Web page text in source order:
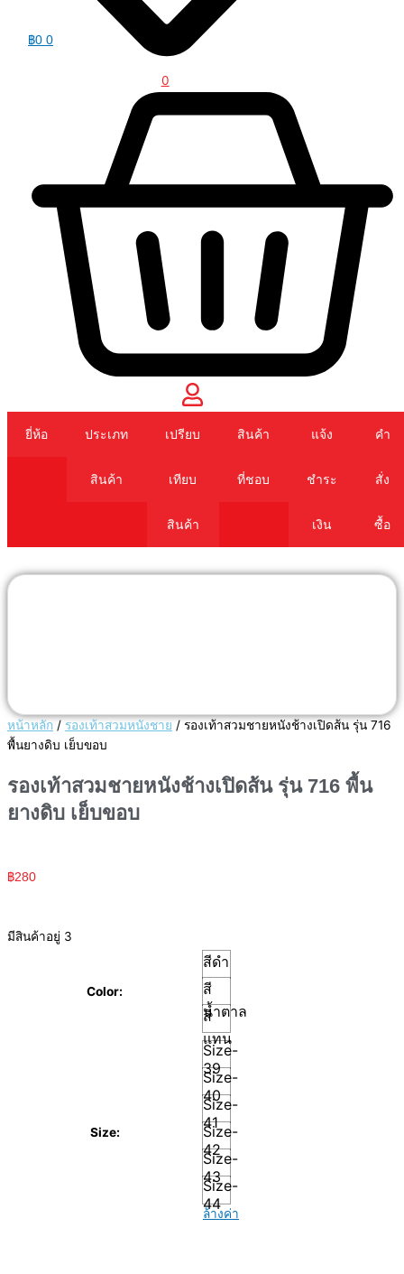
0
฿0 0
Cart
ยี่ห้อ ประเภท
สินค้า
เปรียบ
เทียบ
สินค้า
สินค้า
ที่ชอบ
แจ้ง
ชำระ
เงิน
คำ
สั่ง
ซื้อ
หน้าหลัก / รองเท้าสวมหนังชาย / รองเท้าสวมชายหนังช้างเปิดส้น รุ่น 716
พื้นยางดิบ เย็บขอบ
รองเท้าสวมชายหนังช้างเปิดส้น รุ่น 716 พื้น
ยางดิบ เย็บขอบ
฿280
มีสินค้าอยู่ 3
Color:
สีดำ
สี
น้ำตาล
สี
แทน
Size:
Size-
39
Size-
40
Size-
41
Size-
42
Size-
43
Size-
44
ล้างค่า